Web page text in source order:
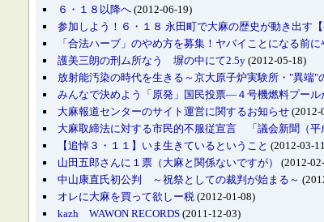
６・１８以降へ (2012-06-19)
参加しよう！６・１８ 永田町で大麻の歴史が動き出す【
「合法ハーブ」のやめ方を募集！ヤバイことになる前に
護美三朗の刑ム所なう 塀の中にて2.5y (2012-05-18)
放射能汚染の時代を生きる～京大原子炉実験所・"異端"
みんなで決めよう「原発」国民投票―４号機燃料プー
大麻報道センターのサイト運営に関するお知らせ (2012-
大麻取締法に対する市民的不服従宣言 「議会新聞（平
【追悼３・１１】いま生きているということ (2012-03-
山田五郎さんに１票（大麻と関係ないですが）
(2012-
中山康直氏初公判 ～祝祭としての裁判が始まる～
オレに大麻を買って欲しー税 (2012-01-08)
kazh WAWON RECORDS (2011-12-03)